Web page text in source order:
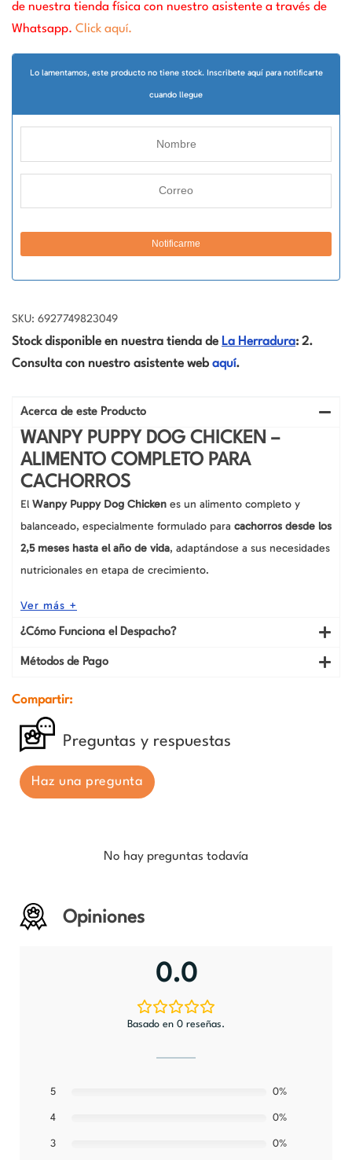
de nuestra tienda física con nuestro asistente a través de
Whatsapp. Click aquí.
Lo lamentamos, este producto no tiene stock. Inscribete aquí para notificarte
cuando llegue
SKU: 6927749823049
Stock disponible en nuestra tienda de La Herradura: 2.
Consulta con nuestro asistente web aquí.
Acerca de este Producto
WANPY PUPPY DOG CHICKEN –
ALIMENTO COMPLETO PARA
CACHORROS
El Wanpy Puppy Dog Chicken es un alimento completo y
balanceado, especialmente formulado para cachorros desde los
2,5 meses hasta el año de vida, adaptándose a sus necesidades
nutricionales en etapa de crecimiento.
Ver más +
¿Cómo Funciona el Despacho?
Métodos de Pago
Compartir:
Preguntas y respuestas
Haz una pregunta
No hay preguntas todavía
Opiniones
0.0
Basado en 0 reseñas.
5 0%
4 0%
3 0%